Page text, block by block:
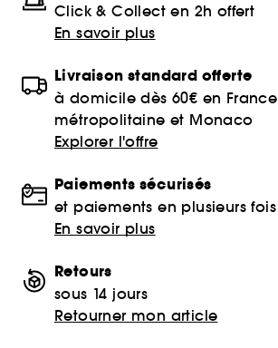
Click & Collect en 2h offert
En savoir plus
Livraison standard offerte
à domicile dès 60€ en France
métropolitaine et Monaco
Explorer l'offre
Paiements sécurisés
et paiements en plusieurs fois
En savoir plus
Retours
sous 14 jours
Retourner mon article